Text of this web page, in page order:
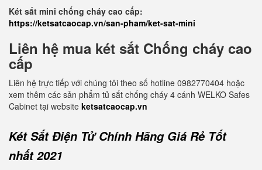
Két sắt mini chống cháy cao cấp:
https://ketsatcaocap.vn/san-pham/ket-sat-mini
Liên hệ mua két sắt Chống cháy cao
cấp
Liên hệ trực tiếp với chúng tôi theo số hotline 0982770404 hoặc
xem thêm các sản phẩm tủ sắt chống cháy 4 cánh WELKO Safes
Cabinet tại website ketsatcaocap.vn
Két Sắt Điện Tử Chính Hãng Giá Rẻ Tốt
nhất 2021